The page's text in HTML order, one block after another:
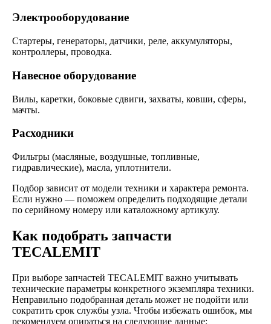
Электрооборудование
Стартеры, генераторы, датчики, реле, аккумуляторы,
контроллеры, проводка.
Навесное оборудование
Вилы, каретки, боковые сдвиги, захваты, ковши, сферы,
мачты.
Расходники
Фильтры (масляные, воздушные, топливные,
гидравлические), масла, уплотнители.
Подбор зависит от модели техники и характера ремонта.
Если нужно — поможем определить подходящие детали
по серийному номеру или каталожному артикулу.
Как подобрать запчасти
TECALEMIT
При выборе запчастей TECALEMIT важно учитывать
технические параметры конкретного экземпляра техники.
Неправильно подобранная деталь может не подойти или
сократить срок службы узла. Чтобы избежать ошибок, мы
рекомендуем опираться на следующие данные: